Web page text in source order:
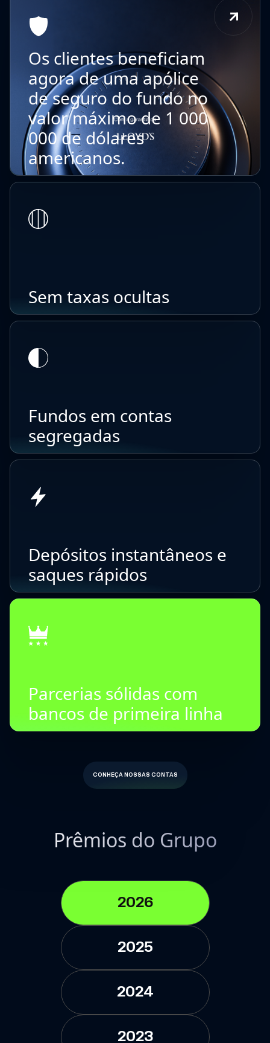
Os clientes beneficiam
agora de uma apólice
de seguro do fundo no
valor máximo de 1 000
000 de dólares
americanos.
Sem taxas ocultas
Fundos em contas
segregadas
Depósitos instantâneos e
saques rápidos
Parcerias sólidas com
bancos de primeira linha
CONHEÇA NOSSAS CONTAS
Prêmios do Grupo
2026
2025
2024
2023